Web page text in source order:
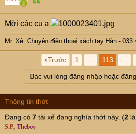
Mời các cụ ạ
Mr. Xê: Chuyên điện thoại xách tay Hàn -
Trước 1 113
Bác vui lòng đăng nhập hoặc
Thông tin thớt
Đang có 7 tài xế đang nghía thớt này. (2
S.P Theboy